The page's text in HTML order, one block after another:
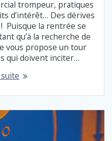
trompeur, pratiques
d’intérêt… Des dérives
Puisque la rentrée se
qu’à la recherche de
vous propose un tour
qui doivent inciter…